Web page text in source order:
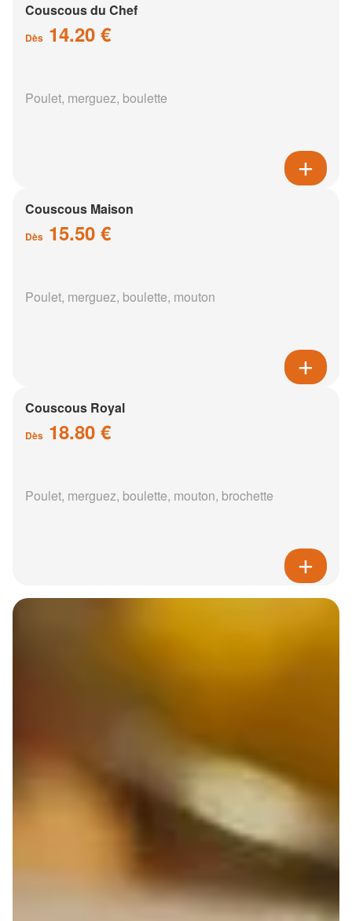
Couscous du Chef
Dès 14.20 €
Poulet, merguez, boulette
Couscous Maison
Dès 15.50 €
Poulet, merguez, boulette, mouton
Couscous Royal
Dès 18.80 €
Poulet, merguez, boulette, mouton, brochette